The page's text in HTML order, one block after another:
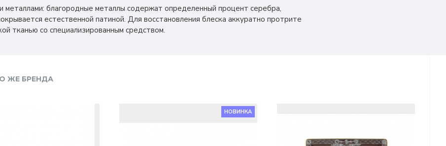
металлами: благородные металлы содержат определенный процент серебра,
естественной патиной. Для восстановления блеска аккуратно протрите
тканью со специализированным средством.
ЖЕ БРЕНДА
НОВИНКА